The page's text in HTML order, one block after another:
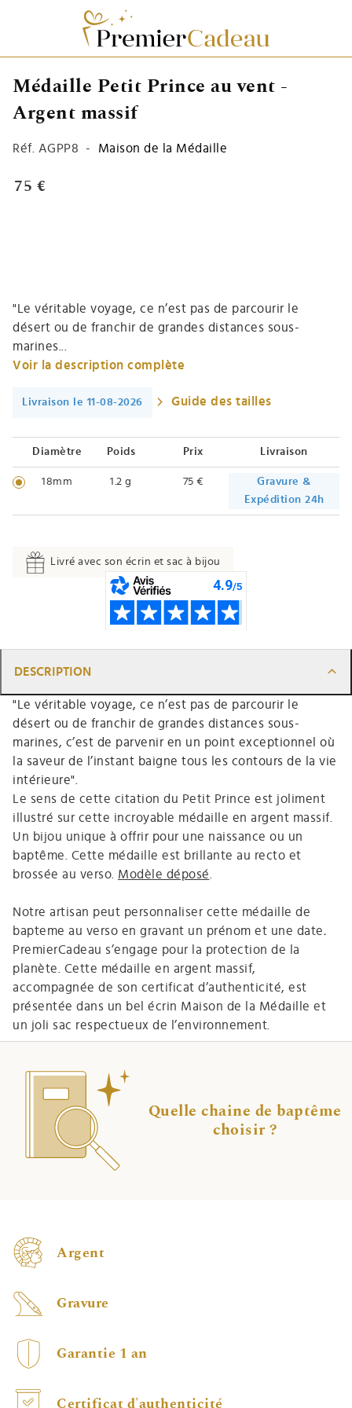
Médaille Petit Prince au vent -
Argent massif
Réf. AGPP8 - Maison de la Médaille
75 €
"Le véritable voyage, ce n’est pas de parcourir le
désert ou de franchir de grandes distances sous-
marines...
Voir la description complète
Livraison le 11-08-2026 Guide des tailles
Diamètre Poids Prix Livraison
18mm 1.2 g 75 €
Gravure &
Expédition 24h
Livré avec son écrin et sac à bijou
DESCRIPTION
"Le véritable voyage, ce n’est pas de parcourir le
désert ou de franchir de grandes distances sous-
marines, c’est de parvenir en un point exceptionnel où
la saveur de l’instant baigne tous les contours de la vie
intérieure".
Le sens de cette citation du Petit Prince est joliment
illustré sur cette incroyable médaille en argent massif.
Un bijou unique à offrir pour une naissance ou un
baptême. Cette médaille est brillante au recto et
brossée au verso. Modèle déposé
Notre artisan peut personnaliser cette médaille de
bapteme au verso en gravant un prénom et une date.
PremierCadeau s’engage pour la protection de la
planète. Cette médaille en argent massif,
accompagnée de son certificat d’authenticité, est
présentée dans un bel écrin Maison de la Médaille et
un joli sac respectueux de l’environnement.
Quelle chaine de baptême
choisir ?
Argent
Gravure
Garantie 1 an
Certificat d'authenticité